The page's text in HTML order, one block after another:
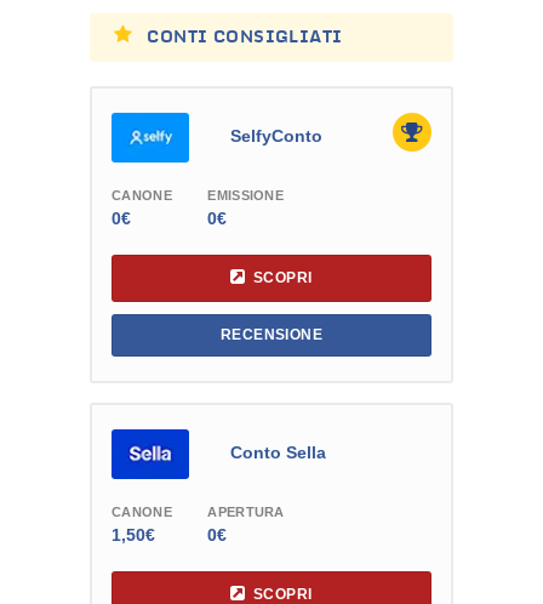
CONTI CONSIGLIATI
SelfyConto
CANONE
0€
EMISSIONE
0€
SCOPRI
RECENSIONE
Conto Sella
CANONE
1,50€
APERTURA
0€
SCOPRI